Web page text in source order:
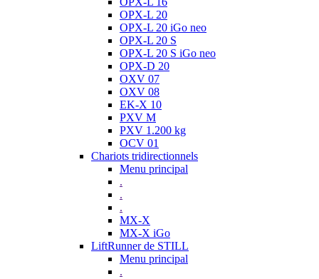
OPX-L 20
OPX-L 20 iGo neo
OPX-L 20 S
OPX-L 20 S iGo neo
OPX-D 20
OXV 07
OXV 08
EK-X 10
PXV M
PXV 1.200 kg
OCV 01
Chariots tridirectionnels
Menu principal
.
.
.
MX-X
MX-X iGo
LiftRunner de STILL
Menu principal
.